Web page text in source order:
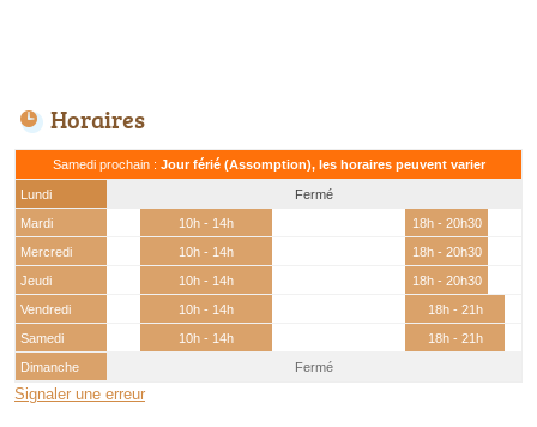
Horaires
Samedi prochain : Jour férié (Assomption), les horaires peuvent varier
Lundi
Fermé
Mardi
10h - 14h
18h - 20h30
Mercredi
10h - 14h
18h - 20h30
Jeudi
10h - 14h
18h - 20h30
Vendredi
10h - 14h
18h - 21h
Samedi
10h - 14h
18h - 21h
Dimanche
Fermé
Signaler une erreur